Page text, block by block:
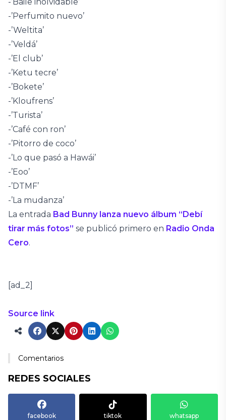
-’Perfumito nuevo’
-’Weltita’
-’Veldá’
-’El club’
-’Ketu tecre’
-’Bokete’
-’Kloufrens’
-’Turista’
-’Café con ron’
-’Pitorro de coco’
-’Lo que pasó a Hawái’
-’Eoo’
-’DTMF’
-’La mudanza’
La entrada Bad Bunny lanza nuevo álbum “Debí
tirar más fotos” se publicó primero en Radio Onda
Cero.
[ad_2]
Source link
Comentarios
REDES SOCIALES
facebook tiktok whatsapp